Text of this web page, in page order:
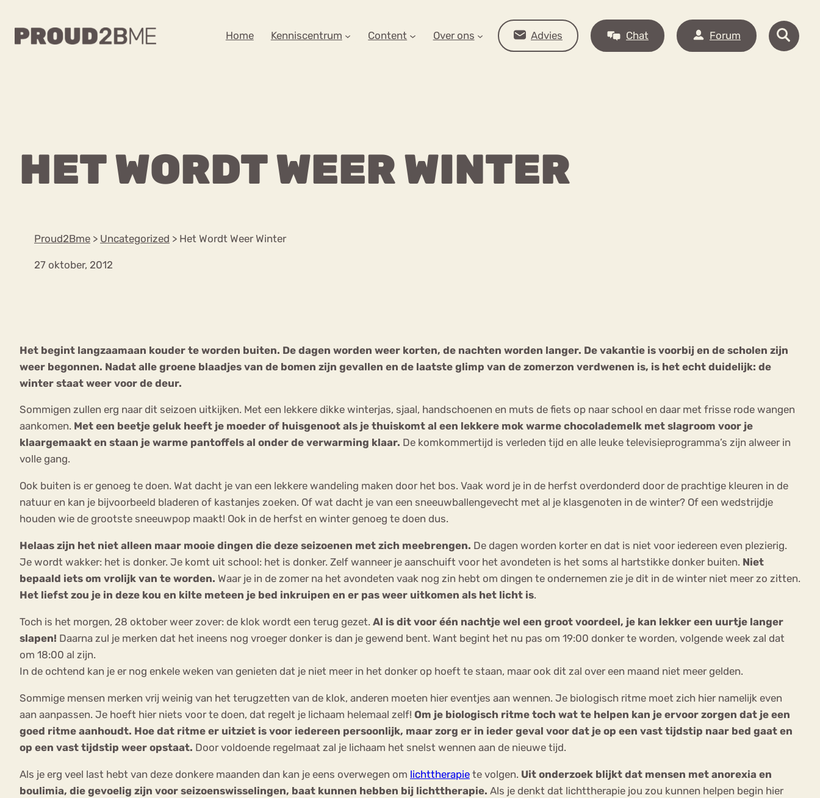
Home Kenniscentrum Content Over ons Advies Chat Forum
HET WORDT WEER WINTER
Proud2Bme > Uncategorized > Het Wordt Weer Winter
27 oktober, 2012
Het begint langzaamaan kouder te worden buiten. De dagen worden weer korten, de nachten worden langer. De vakantie is voorbij en de scholen zijn
weer begonnen. Nadat alle groene blaadjes van de bomen zijn gevallen en de laatste glimp van de zomerzon verdwenen is, is het echt duidelijk: de
winter staat weer voor de deur.
Sommigen zullen erg naar dit seizoen uitkijken. Met een lekkere dikke winterjas, sjaal, handschoenen en muts de fiets op naar school en daar met frisse rode wangen
aankomen. Met een beetje geluk heeft je moeder of huisgenoot als je thuiskomt al een lekkere mok warme chocolademelk met slagroom voor je
klaargemaakt en staan je warme pantoffels al onder de verwarming klaar. De komkommertijd is verleden tijd en alle leuke televisieprogramma’s zijn alweer in
volle gang.
Ook buiten is er genoeg te doen. Wat dacht je van een lekkere wandeling maken door het bos. Vaak word je in de herfst overdonderd door de prachtige kleuren in de
natuur en kan je bijvoorbeeld bladeren of kastanjes zoeken. Of wat dacht je van een sneeuwballengevecht met al je klasgenoten in de winter? Of een wedstrijdje
houden wie de grootste sneeuwpop maakt! Ook in de herfst en winter genoeg te doen dus.
Helaas zijn het niet alleen maar mooie dingen die deze seizoenen met zich meebrengen. De dagen worden korter en dat is niet voor iedereen even plezierig.
Je wordt wakker: het is donker. Je komt uit school: het is donker. Zelf wanneer je aanschuift voor het avondeten is het soms al hartstikke donker buiten. Niet
bepaald iets om vrolijk van te worden. Waar je in de zomer na het avondeten vaak nog zin hebt om dingen te ondernemen zie je dit in de winter niet meer zo zitten.
Het liefst zou je in deze kou en kilte meteen je bed inkruipen en er pas weer uitkomen als het licht is.
Toch is het morgen, 28 oktober weer zover: de klok wordt een terug gezet. Al is dit voor één nachtje wel een groot voordeel, je kan lekker een uurtje langer
slapen! Daarna zul je merken dat het ineens nog vroeger donker is dan je gewend bent. Want begint het nu pas om 19:00 donker te worden, volgende week zal dat
om 18:00 al zijn.
In de ochtend kan je er nog enkele weken van genieten dat je niet meer in het donker op hoeft te staan, maar ook dit zal over een maand niet meer gelden.
Sommige mensen merken vrij weinig van het terugzetten van de klok, anderen moeten hier eventjes aan wennen. Je biologisch ritme moet zich hier namelijk even
aan aanpassen. Je hoeft hier niets voor te doen, dat regelt je lichaam helemaal zelf! Om je biologisch ritme toch wat te helpen kan je ervoor zorgen dat je een
goed ritme aanhoudt. Hoe dat ritme er uitziet is voor iedereen persoonlijk, maar zorg er in ieder geval voor dat je op een vast tijdstip naar bed gaat en
op een vast tijdstip weer opstaat. Door voldoende regelmaat zal je lichaam het snelst wennen aan de nieuwe tijd.
Als je erg veel last hebt van deze donkere maanden dan kan je eens overwegen om lichttherapie te volgen. Uit onderzoek blijkt dat mensen met anorexia en
boulimia, die gevoelig zijn voor seizoenswisselingen, baat kunnen hebben bij lichttherapie. Als je denkt dat lichttherapie jou zou kunnen helpen begin hier
Content
Over ons
WAAR BEN JE NAAR OP ZOEK?
Over proud2bme
Vacatures
Privacyverklaring
Boulimia Nervosa
Orthorexia
Afvallen Angst